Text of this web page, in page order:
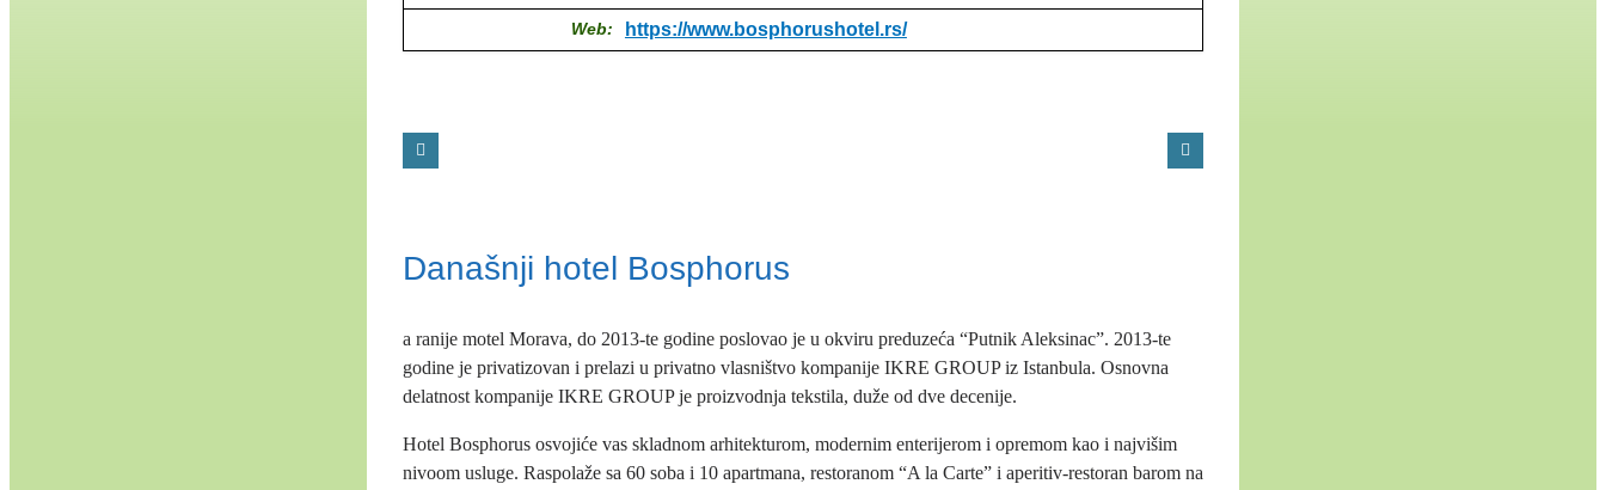
Web: https://www.bosphorushotel.rs/
Današnji hotel Bosphorus
a ranije motel Morava, do 2013-te godine poslovao je u okviru preduzeća “Putnik Aleksinac”. 2013-te
godine je privatizovan i prelazi u privatno vlasništvo kompanije IKRE GROUP iz Istanbula. Osnovna
delatnost kompanije IKRE GROUP je proizvodnja tekstila, duže od dve decenije.
Hotel Bosphorus osvojiće vas skladnom arhitekturom, modernim enterijerom i opremom kao i najvišim
nivoom usluge. Raspolaže sa 60 soba i 10 apartmana, restoranom “A la Carte” i aperitiv-restoran barom na